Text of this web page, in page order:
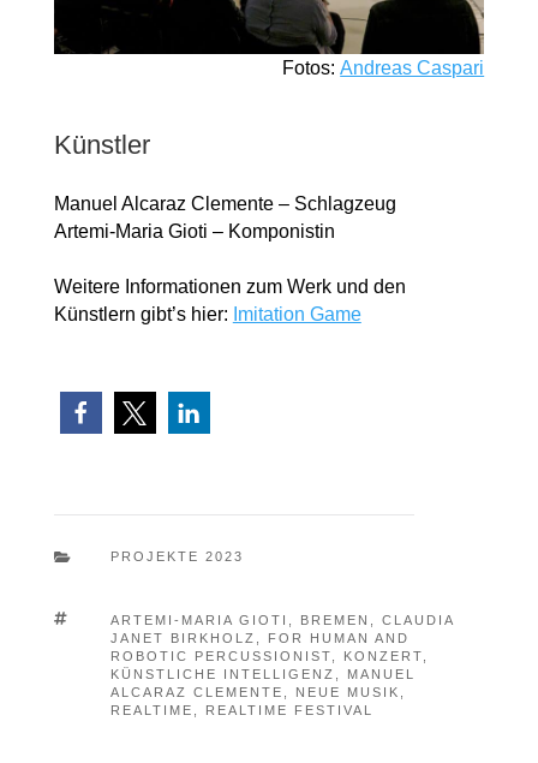
Fotos:Andreas Caspari
Künstler
Manuel Alcaraz Clemente – Schlagzeug
Artemi-Maria Gioti – Komponistin
Weitere Informationen zum Werk und den
Künstlern gibt’s hier: Imitation Game
 PROJEKTE 2023
 ARTEMI-MARIA GIOTI BREMEN
CLAUDIA
JANET BIRKHOLZ
FOR HUMAN AND
ROBOTIC PERCUSSIONIST
KONZERT
KÜNSTLICHE INTELLIGENZ
MANUEL
ALCARAZ CLEMENTE
NEUE MUSIK
REALTIME
REALTIME FESTIVAL